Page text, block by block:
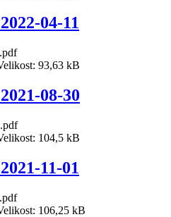
04-11
93,63 kB
08-30
104,5 kB
11-01
106,25 kB